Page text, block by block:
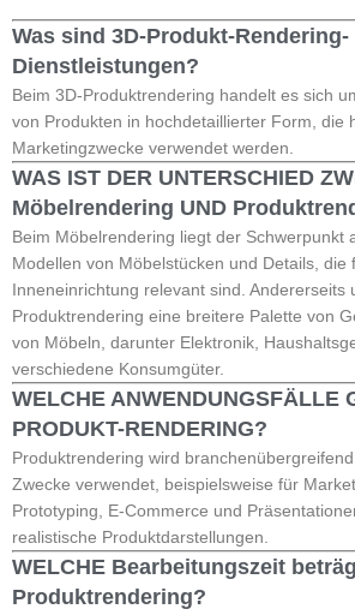
Was sind 3D-Produkt-Rendering-
Dienstleistungen?
Beim 3D-Produktrendering handelt es sich
von Produkten in hochdetaillierter Form, die
Marketingzwecke verwendet werden.
WAS IST DER UNTERSCHIED
Möbelrendering UND
Beim Möbelrendering liegt der Schwerpunkt
Modellen von Möbelstücken und Details, die
Inneneinrichtung relevant sind. Andererseits
Produktrendering eine breitere Palette von
von Möbeln, darunter Elektronik,
verschiedene Konsumgüter.
WELCHE ANWENDUNGSFÄLLE
PRODUKT-RENDERING?
Produktrendering wird
Zwecke verwendet, beispielsweise für
Prototyping, E-Commerce und
realistische Produktdarstellungen.
WELCHE Bearbeitungszeit
Produktrendering?